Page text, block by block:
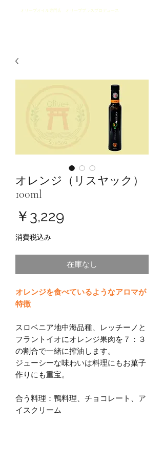
​オリーブオイル専門店 オリーブプラスプロデュース
オレンジ（リスヤック）
100ml
￥3,229価
消費税込み
在庫なし
オレンジを食べているようなアロマが
特徴
スロベニア地中海品種、レッチーノと
フラントイオにオレンジ果肉を７：３
の割合で一緒に搾油します。
ジューシーな味わいは料理にもお菓子
作りにも重宝。
合う料理：鴨料理、チョコレート、ア
イスクリーム